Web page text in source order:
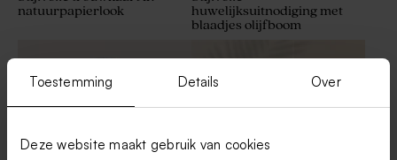
Toestemming Details Over
Deze website maakt gebruik van cookies
natuurpapierlook
huwelijksuitnodiging met
blaadjes olijfboom